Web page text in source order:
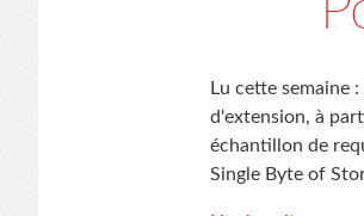
Lu cette semaine
d'extension, à
échantillon de
Single Byte of